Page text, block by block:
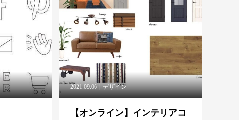
2021.09.06 デザイン
【オンライン】インテリアコ